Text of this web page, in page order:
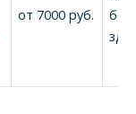
от 7000 руб.